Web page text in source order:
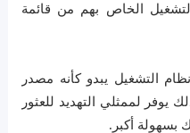
الخاص بهم من قائمة
التشغيل يبدو كأنه مصدر
يوفر لممثلي التهديد للعثور
بسهولة أكبر.